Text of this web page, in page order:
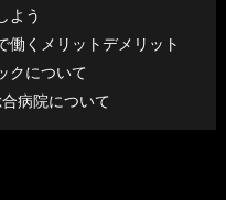
よう
働くメリットデメリット
クについて
病院について